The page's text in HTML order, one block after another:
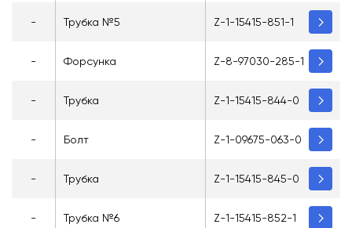
- Трубка №5 Z-1-15415-851-1
- Форсунка Z-8-97030-285-1
- Трубка Z-1-15415-844-0
- Болт Z-1-09675-063-0
- Трубка Z-1-15415-845-0
- Трубка №6 Z-1-15415-852-1